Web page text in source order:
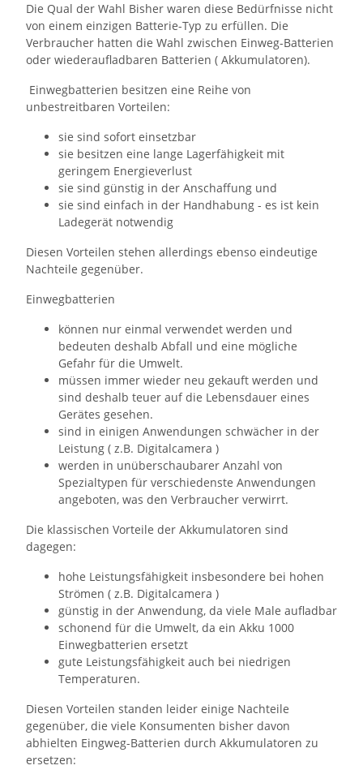
Die Qual der Wahl Bisher waren diese Bedürfnisse nicht
von einem einzigen Batterie-Typ zu erfüllen. Die
Verbraucher hatten die Wahl zwischen Einweg-Batterien
oder wiederaufladbaren Batterien ( Akkumulatoren).
Einwegbatterien besitzen eine Reihe von
unbestreitbaren Vorteilen:
sie sind sofort einsetzbar
sie besitzen eine lange Lagerfähigkeit mit
geringem Energieverlust
sie sind günstig in der Anschaffung und
sie sind einfach in der Handhabung - es ist kein
Ladegerät notwendig
Diesen Vorteilen stehen allerdings ebenso eindeutige
Nachteile gegenüber.
Einwegbatterien
können nur einmal verwendet werden und
bedeuten deshalb Abfall und eine mögliche
Gefahr für die Umwelt.
müssen immer wieder neu gekauft werden und
sind deshalb teuer auf die Lebensdauer eines
Gerätes gesehen.
sind in einigen Anwendungen schwächer in der
Leistung ( z.B. Digitalcamera )
werden in unüberschaubarer Anzahl von
Spezialtypen für verschiedenste Anwendungen
angeboten, was den Verbraucher verwirrt.
Die klassischen Vorteile der Akkumulatoren sind
dagegen:
hohe Leistungsfähigkeit insbesondere bei hohen
Strömen ( z.B. Digitalcamera )
günstig in der Anwendung, da viele Male aufladbar
schonend für die Umwelt, da ein Akku 1000
Einwegbatterien ersetzt
gute Leistungsfähigkeit auch bei niedrigen
Temperaturen.
Diesen Vorteilen standen leider einige Nachteile
gegenüber, die viele Konsumenten bisher davon
abhielten Eingweg-Batterien durch Akkumulatoren zu
ersetzen: